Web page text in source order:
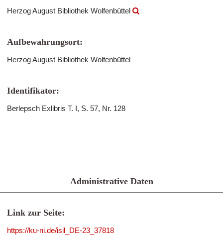
Herzog August Bibliothek Wolfenbüttel
Aufbewahrungsort:
Herzog August Bibliothek Wolfenbüttel
Identifikator:
Berlepsch Exlibris T. I, S. 57, Nr. 128
Administrative Daten
Link zur Seite:
https://ku-ni.de/isil_DE-23_37818